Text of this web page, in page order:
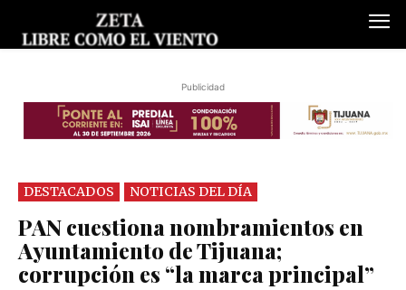
Publicidad
DESTACADOS NOTICIAS DEL DÍA
PAN cuestiona nombramientos en
Ayuntamiento de Tijuana;
corrupción es “la marca principal”